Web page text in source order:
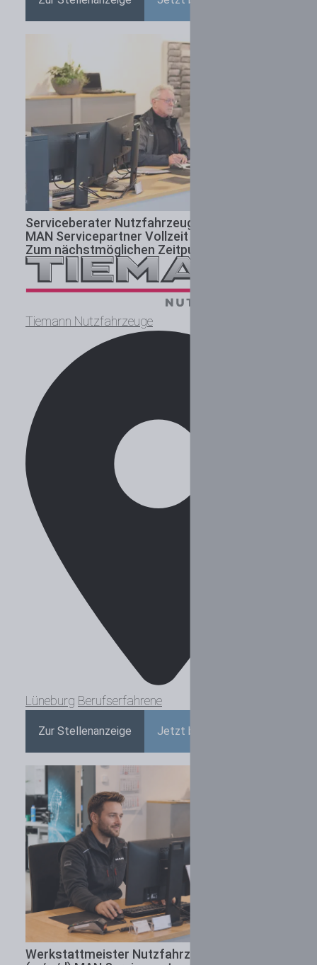
Serviceberater Nutzfahrzeugtechnik (m/w/d)
MAN Servicepartner Vollzeit l Unbefristet l
Zum nächstmöglichen Zeitpunkt
Tiemann Nutzfahrzeuge
Lüneburg Berufserfahrene
Zur Stellenanzeige Jetzt bewerben
Werkstattmeister Nutzfahrzeugtechnik